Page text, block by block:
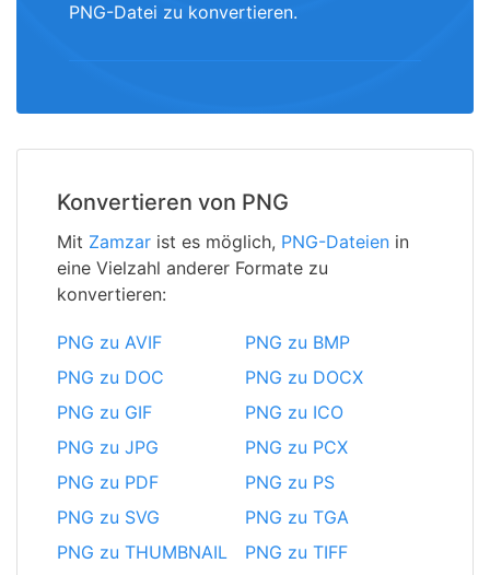
PNG-Datei zu konvertieren.
Konvertieren von PNG
Mit Zamzar ist es möglich, PNG-Dateien in
eine Vielzahl anderer Formate zu
konvertieren:
PNG zu AVIF
PNG zu BMP
PNG zu DOC
PNG zu DOCX
PNG zu GIF
PNG zu ICO
PNG zu JPG
PNG zu PCX
PNG zu PDF
PNG zu PS
PNG zu SVG
PNG zu TGA
PNG zu THUMBNAIL
PNG zu TIFF